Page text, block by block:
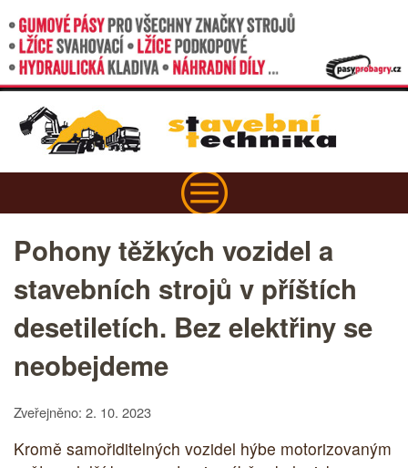
Pohony těžkých vozidel a
stavebních strojů v příštích
desetiletích. Bez elektřiny se
neobejdeme
Zveřejněno: 2. 10. 2023
Kromě samořiditelných vozidel hýbe motorizovaným